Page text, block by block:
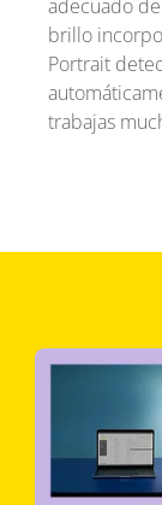
adecuado
brillo
Portrait
trabajas